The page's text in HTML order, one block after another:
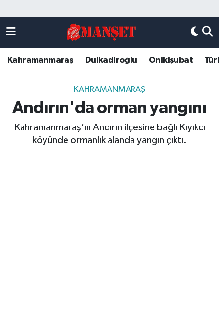
Kahramanmaraş Dulkadiroğlu Onikişubat
KAHRAMANMARAŞ
Andırın'da orman yangını
Kahramanmaraş’ın Andırın ilçesine bağlı Kıyıkcı
köyünde ormanlık alanda yangın çıktı.
DULKADİROĞLU
KAHRAMANMARAŞ
ONİKİŞUBAT
ÖZEL HABER
Kahramanmaraş Nöbetçi Eczaneler
Kahramanmaraş Hava Durumu
Kahramanmaraş Trafik Yoğunluk Haritası
Süper Lig Puan Durumu ve Fikstür
Tüm Manşetler